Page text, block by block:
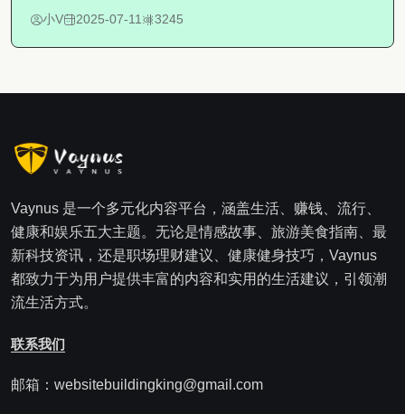
小V 2025-07-11 3245
Vaynus 是一个多元化内容平台，涵盖生活、赚钱、流行、
健康和娱乐五大主题。无论是情感故事、旅游美食指南、最
新科技资讯，还是职场理财建议、健康健身技巧，Vaynus
都致力于为用户提供丰富的内容和实用的生活建议，引领潮
流生活方式。
联系我们
邮箱：websitebuildingking@gmail.com